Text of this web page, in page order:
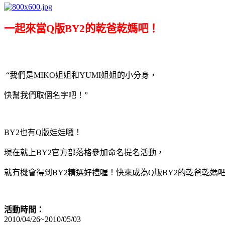
一起來當Q版BY2的乾爸乾媽吧！
“我們是MIKO姐姐和YUMI姐姐的小分身，
快幫我們取個名字吧！ ”
BY2也有Q版娃娃囉！
現在就上BY2官方部落格參加命名提名活動，
就有機會得到 BY2精選好禮喔！快來成為Q版BY2的乾爸乾媽
活動時間：
2010/04/26~2010/05/03